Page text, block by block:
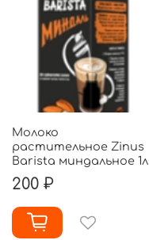
Молоко
растительное Zinus
Barista миндальное 1л
200 ₽